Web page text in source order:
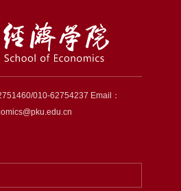
010-62754237 Email：